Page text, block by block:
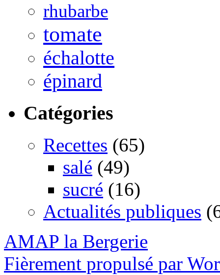
rhubarbe
tomate
échalotte
épinard
Catégories
Recettes (65)
salé (49)
sucré (16)
Actualités publiques
AMAP la Bergerie
Fièrement propulsé par